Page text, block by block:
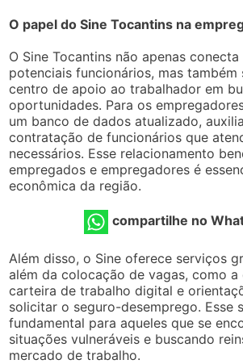
O papel do Sine Tocantins na
O Sine Tocantins não apenas
potenciais funcionários, mas também
centro de apoio ao trabalhador em
oportunidades. Para os
um banco de dados atualizado,
contratação de funcionários que
necessários. Esse relacionamento
empregados e empregadores é
econômica da região.
compartilhe no
Além disso, o Sine oferece serviços
além da colocação de vagas, como a
carteira de trabalho digital e
solicitar o seguro-desemprego. Esse
fundamental para aqueles que se
situações vulneráveis e buscando
mercado de trabalho.